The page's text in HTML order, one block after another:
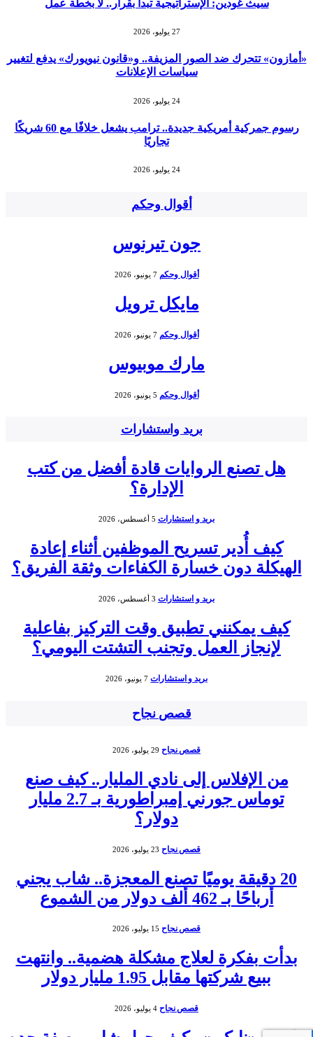
سيث غودين: الإستراتيجية تبدأ بقرار.. لا بخطة عمل
27 يوليو، 2026
«أمازون» تتحرك ضد الصور المزيفة.. و«قانون نيويورك» يدفع لتغيير
سياسات الإعلانات
24 يوليو، 2026
رسوم جمركية أمريكية جديدة.. ترامب يشعل خلافًا مع 60 شريكًا
تجاريًا
24 يوليو، 2026
أقوال وحكم
جون تيرنوس
أقوال وحكم 7 يونيو، 2026
مايكل ترويل
أقوال وحكم 7 يونيو، 2026
مارك موبيوس
أقوال وحكم 5 يونيو، 2026
بريد واستشارات
هل تصنع الروايات قادة أفضل من كتب
الإدارة؟
بريد و استشارات 5 أغسطس، 2026
كيف أُدير تسريح الموظفين أثناء إعادة
الهيكلة دون خسارة الكفاءات وثقة الفريق؟
بريد و استشارات 3 أغسطس، 2026
كيف يمكنني تطبيق وقت التركيز بفاعلية
لإنجاز العمل وتجنب التشتت اليومي؟
بريد و استشارات 7 يونيو، 2026
قصص نجاح
قصص نجاح 29 يوليو، 2026
من الإفلاس إلى نادي المليار.. كيف صنع
توماس جورني إمبراطورية بـ 2.7 مليار
دولار؟
قصص نجاح 23 يوليو، 2026
20 دقيقة يوميًا تصنع المعجزة.. شاب يجني
أرباحًا بـ 462 ألف دولار من الشموع
قصص نجاح 15 يوليو، 2026
بدأت بفكرة لعلاج مشكلة هضمية.. وانتهت
ببيع شركتها مقابل 1.95 مليار دولار
قصص نجاح 4 يوليو، 2026